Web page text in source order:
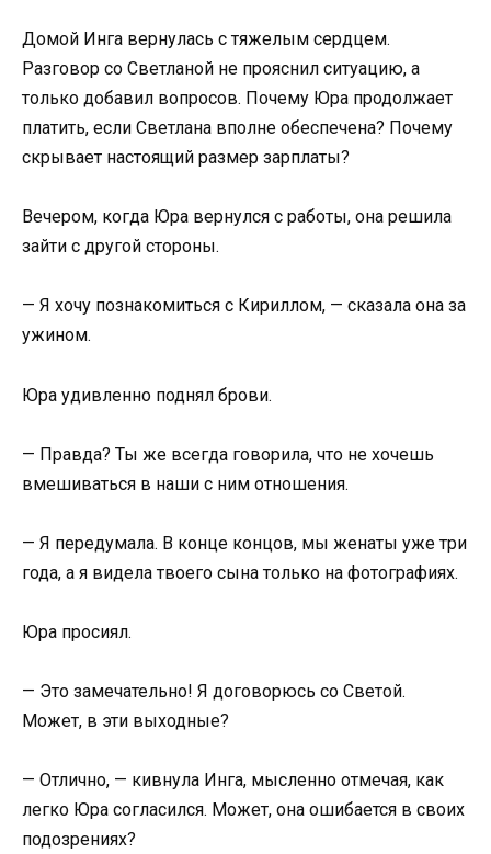
Домой Инга вернулась с тяжелым сердцем.
Разговор со Светланой не прояснил ситуацию, а
только добавил вопросов. Почему Юра продолжает
платить, если Светлана вполне обеспечена? Почему
скрывает настоящий размер зарплаты?
Вечером, когда Юра вернулся с работы, она решила
зайти с другой стороны.
— Я хочу познакомиться с Кириллом, — сказала она за
ужином.
Юра удивленно поднял брови.
— Правда? Ты же всегда говорила, что не хочешь
вмешиваться в наши с ним отношения.
— Я передумала. В конце концов, мы женаты уже три
года, а я видела твоего сына только на фотографиях.
Юра просиял.
— Это замечательно! Я договорюсь со Светой.
Может, в эти выходные?
— Отлично, — кивнула Инга, мысленно отмечая, как
легко Юра согласился. Может, она ошибается в своих
подозрениях?